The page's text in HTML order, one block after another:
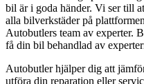
bil är i goda händer. Vi ser till
alla bilverkstäder på
Autobutlers team av experter.
få din bil behandlad av
Autobutler hjälper dig att
utföra din reparation eller